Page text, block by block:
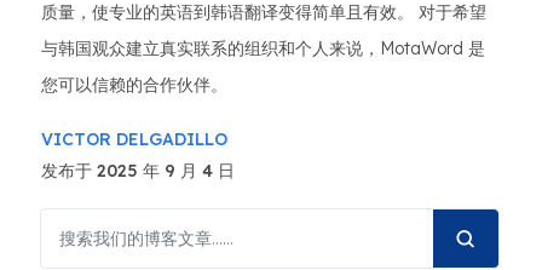
质量，使专业的英语到韩语翻译变得简单且有效。 对于希望
与韩国观众建立真实联系的组织和个人来说，MotaWord 是
您可以信赖的合作伙伴。
VICTOR DELGADILLO
发布于 2025 年 9 月 4 日